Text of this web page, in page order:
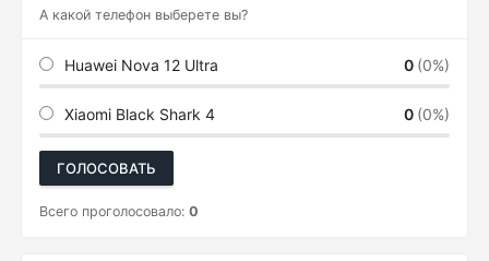
А какой телефон выберете вы?
Huawei Nova 12 Ultra 0 (0%)
Xiaomi Black Shark 4 0 (0%)
ГОЛОСОВАТЬ
Всего проголосовало: 0